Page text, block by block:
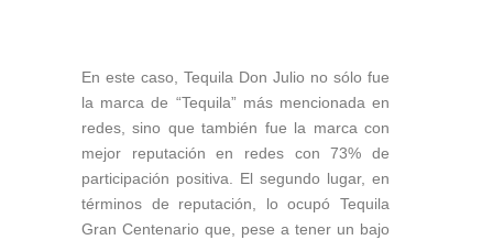
En este caso, Tequila Don Julio no sólo fue
la marca de “Tequila” más mencionada en
redes, sino que también fue la marca con
mejor reputación en redes con 73% de
participación positiva. El segundo lugar, en
términos de reputación, lo ocupó Tequila
Gran Centenario que, pese a tener un bajo